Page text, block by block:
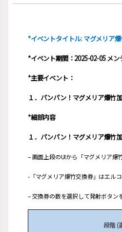
*イベントタイトル: マグメリア
*イベント期間：2025-02-05 メ
*主要イベント：
１．パンパン！マグメリア爆竹
*細部内容
１．パンパン！マグメリア爆竹
– 画面上段のUIから「マグメリア爆
-「マグメリア爆竹交換券」はエル
– 交換券の数を選択して発射ボタン
段階 (